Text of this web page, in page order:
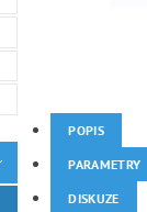
POPIS
PARAMETRY
DISKUZE